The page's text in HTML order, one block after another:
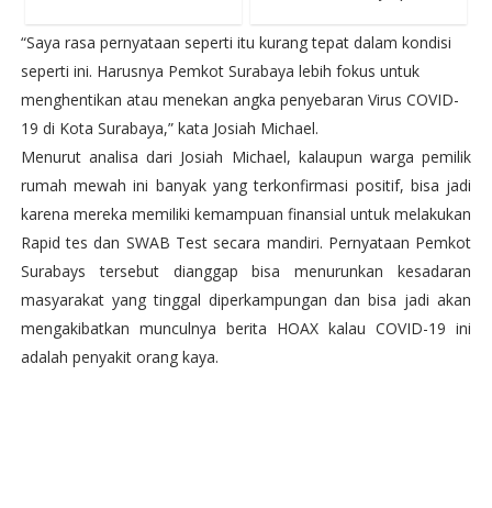
“Saya rasa pernyataan seperti itu kurang tepat dalam kondisi
seperti ini. Harusnya Pemkot Surabaya lebih fokus untuk
menghentikan atau menekan angka penyebaran Virus COVID-
19 di Kota Surabaya,” kata Josiah Michael.
Menurut analisa dari Josiah Michael, kalaupun warga pemilik
rumah mewah ini banyak yang terkonfirmasi positif, bisa jadi
karena mereka memiliki kemampuan finansial untuk melakukan
Rapid tes dan SWAB Test secara mandiri. Pernyataan Pemkot
Surabays tersebut dianggap bisa menurunkan kesadaran
masyarakat yang tinggal diperkampungan dan bisa jadi akan
mengakibatkan munculnya berita HOAX kalau COVID-19 ini
adalah penyakit orang kaya.